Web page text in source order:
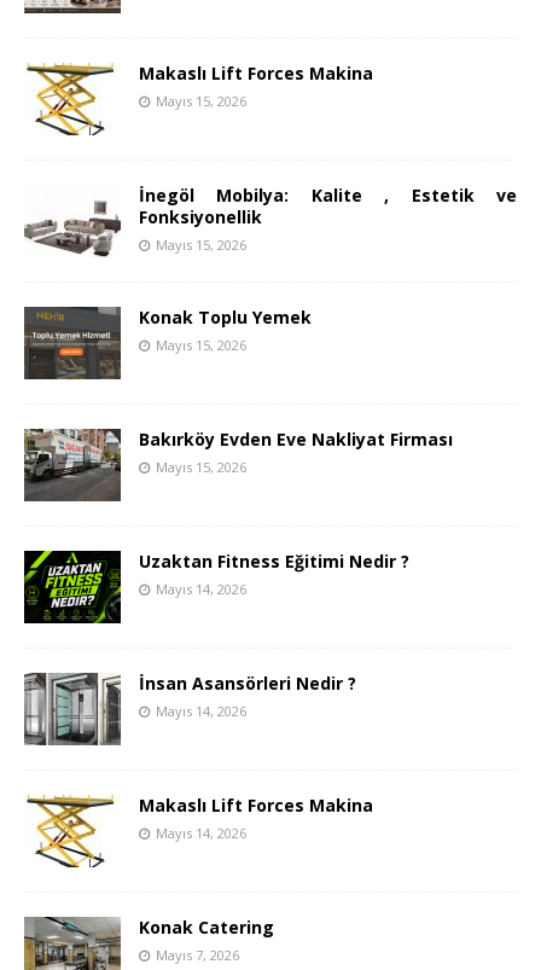
Makaslı Lift Forces Makina
Mayıs 15, 2026
İnegöl Mobilya: Kalite , Estetik ve
Fonksiyonellik
Mayıs 15, 2026
Konak Toplu Yemek
Mayıs 15, 2026
Bakırköy Evden Eve Nakliyat Firması
Mayıs 15, 2026
Uzaktan Fitness Eğitimi Nedir ?
Mayıs 14, 2026
İnsan Asansörleri Nedir ?
Mayıs 14, 2026
Makaslı Lift Forces Makina
Mayıs 14, 2026
Konak Catering
Mayıs 7, 2026